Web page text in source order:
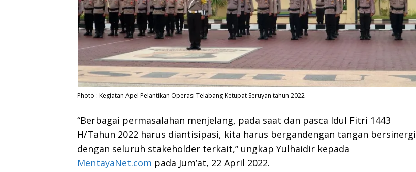
Photo : Kegiatan Apel Pelantikan Operasi Telabang Ketupat Seruyan tahun 2022
“Berbagai permasalahan menjelang, pada saat dan pasca Idul Fitri 1443
H/Tahun 2022 harus diantisipasi, kita harus bergandengan tangan bersinergi
dengan seluruh stakeholder terkait,” ungkap Yulhaidir kepada
MentayaNet.com pada Jum’at, 22 April 2022.